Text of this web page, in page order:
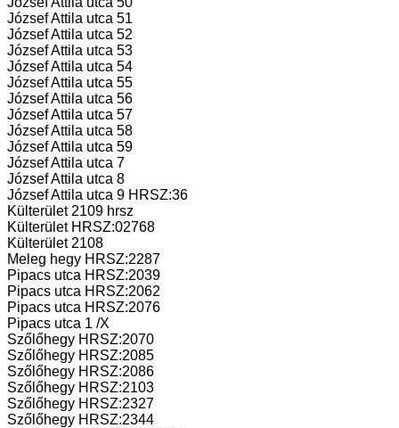
József Attila utca 51
József Attila utca 52
József Attila utca 53
József Attila utca 54
József Attila utca 55
József Attila utca 56
József Attila utca 57
József Attila utca 58
József Attila utca 59
József Attila utca 7
József Attila utca 8
József Attila utca 9 HRSZ:36
Külterület 2109 hrsz
Külterület HRSZ:02768
Külterület 2108
Meleg hegy HRSZ:2287
Pipacs utca HRSZ:2039
Pipacs utca HRSZ:2062
Pipacs utca HRSZ:2076
Pipacs utca 1 /X
Szőlőhegy HRSZ:2070
Szőlőhegy HRSZ:2085
Szőlőhegy HRSZ:2086
Szőlőhegy HRSZ:2103
Szőlőhegy HRSZ:2327
Szőlőhegy HRSZ:2344